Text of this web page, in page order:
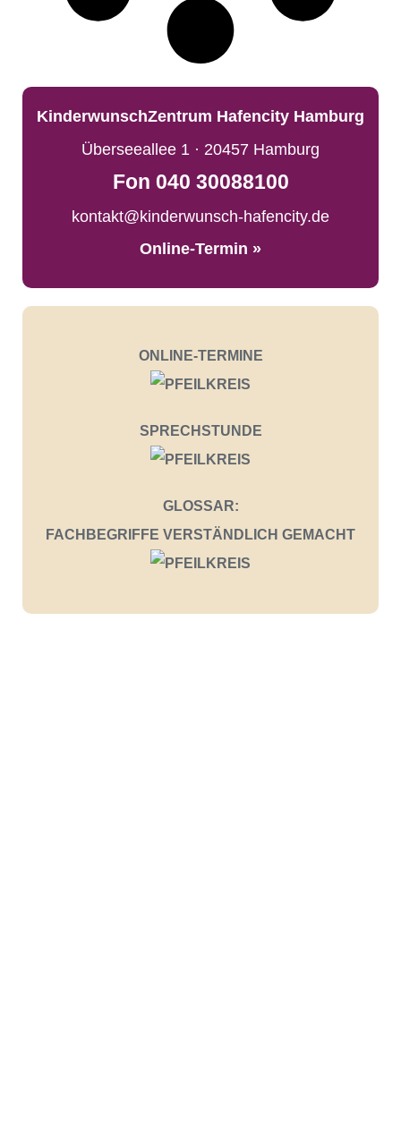
KinderwunschZentrum Hafencity Hamburg
Überseeallee 1 · 20457 Hamburg
Fon 040 30088100
kontakt@kinderwunsch-hafencity.de
Online-Termin »
ONLINE-TERMINE
SPRECHSTUNDE
GLOSSAR:
FACHBEGRIFFE VERSTÄNDLICH GEMACHT